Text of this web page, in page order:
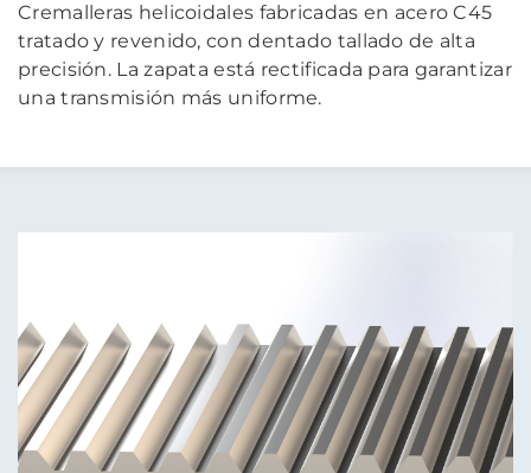
Cremalleras helicoidales fabricadas en acero C45
tratado y revenido, con dentado tallado de alta
precisión. La zapata está rectificada para garantizar
una transmisión más uniforme.